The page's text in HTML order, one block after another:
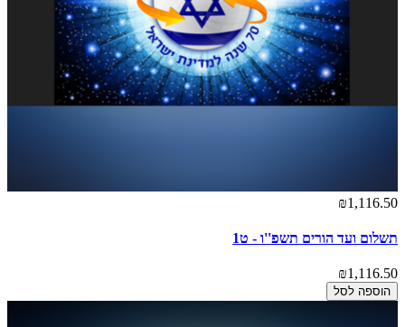
₪1,116.50
תשלום ועד הורים תשפ''ו - ט1
₪1,116.50
הוספה לסל